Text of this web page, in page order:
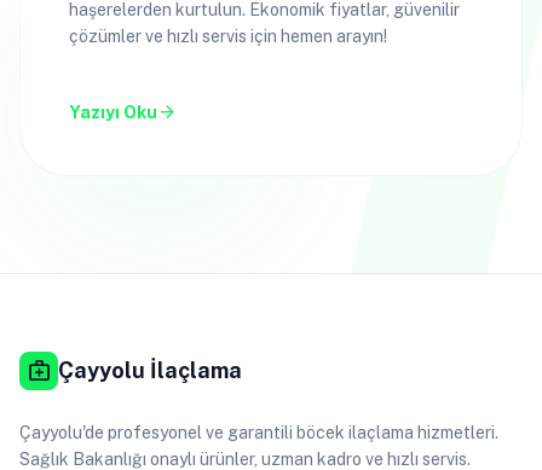
haşerelerden kurtulun. Ekonomik fiyatlar, güvenilir
çözümler ve hızlı servis için hemen arayın!
Yazıyı Oku arrow_forward
medical_services Çayyolu İlaçlama
Çayyolu'de profesyonel ve garantili böcek ilaçlama hizmetleri.
Sağlık Bakanlığı onaylı ürünler, uzman kadro ve hızlı servis.